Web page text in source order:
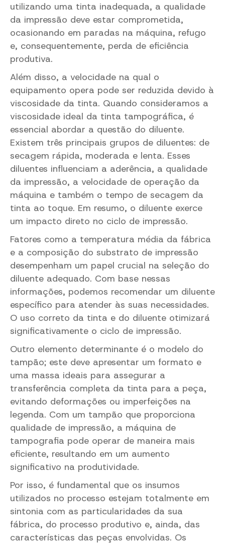
utilizando uma tinta inadequada, a qualidade
da impressão deve estar comprometida,
ocasionando em paradas na máquina, refugo
e, consequentemente, perda de eficiência
produtiva.
Além disso, a velocidade na qual o
equipamento opera pode ser reduzida devido à
viscosidade da tinta. Quando consideramos a
viscosidade ideal da tinta tampográfica, é
essencial abordar a questão do diluente.
Existem três principais grupos de diluentes: de
secagem rápida, moderada e lenta. Esses
diluentes influenciam a aderência, a qualidade
da impressão, a velocidade de operação da
máquina e também o tempo de secagem da
tinta ao toque. Em resumo, o diluente exerce
um impacto direto no ciclo de impressão.
Fatores como a temperatura média da fábrica
e a composição do substrato de impressão
desempenham um papel crucial na seleção do
diluente adequado. Com base nessas
informações, podemos recomendar um diluente
específico para atender às suas necessidades.
O uso correto da tinta e do diluente otimizará
significativamente o ciclo de impressão.
Outro elemento determinante é o modelo do
tampão; este deve apresentar um formato e
uma massa ideais para assegurar a
transferência completa da tinta para a peça,
evitando deformações ou imperfeições na
legenda. Com um tampão que proporciona
qualidade de impressão, a máquina de
tampografia pode operar de maneira mais
eficiente, resultando em um aumento
significativo na produtividade.
Por isso, é fundamental que os insumos
utilizados no processo estejam totalmente em
sintonia com as particularidades da sua
fábrica, do processo produtivo e, ainda, das
características das peças envolvidas. Os